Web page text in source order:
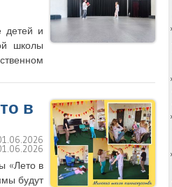
детей и
школы
в
«Лето в
будут